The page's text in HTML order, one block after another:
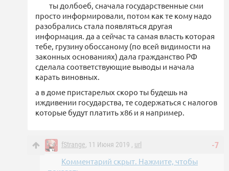
ты долбоеб, сначала государственные сми
просто информировали, потом как те кому надо
разобрались стала появляться другая
информация. да а сейчас та самая власть которая
тебе, грузину обоссаному (по всей видимости на
законных основаниях) дала гражданство РФ
сделала соответствующие выводы и начала
карать виновных.
а в доме пристарелых скоро ты будешь на
иждивении государства, те содержаться с налогов
которые будут платить x86 и я например.
-7
fStrange, 11 Июня 2019 , url
Комментарий скрыт. Нажмите, чтобы